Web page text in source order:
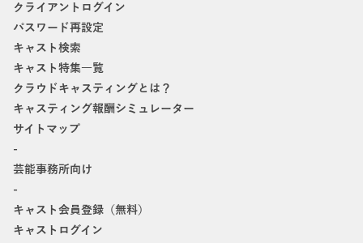
クライアントログイン
パスワード再設定
キャスト検索
キャスト特集一覧
クラウドキャスティングとは？
キャスティング報酬シミュレーター
サイトマップ
-
芸能事務所向け
-
キャスト会員登録（無料）
キャストログイン